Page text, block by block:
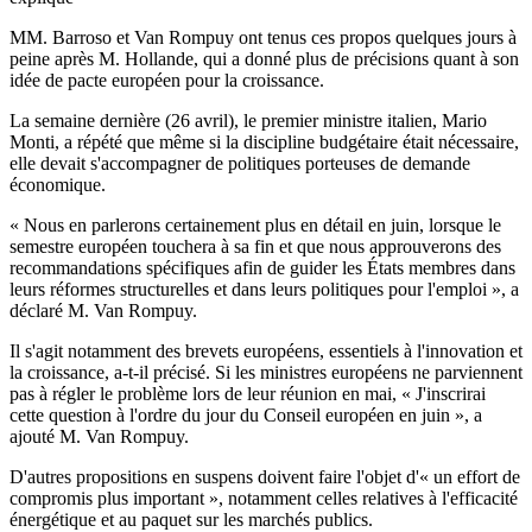
MM. Barroso et Van Rompuy ont tenus ces propos quelques jours à
peine après M. Hollande, qui a donné plus de précisions quant à son
idée de pacte européen pour la croissance.
La semaine dernière (26 avril), le premier ministre italien, Mario
Monti, a répété que même si la discipline budgétaire était nécessaire,
elle devait s'accompagner de politiques porteuses de demande
économique.
« Nous en parlerons certainement plus en détail en juin, lorsque le
semestre européen touchera à sa fin et que nous approuverons des
recommandations spécifiques afin de guider les États membres dans
leurs réformes structurelles et dans leurs politiques pour l'emploi », a
déclaré M. Van Rompuy.
Il s'agit notamment des brevets européens, essentiels à l'innovation et
la croissance, a-t-il précisé. Si les ministres européens ne parviennent
pas à régler le problème lors de leur réunion en mai, « J'inscrirai
cette question à l'ordre du jour du Conseil européen en juin », a
ajouté M. Van Rompuy.
D'autres propositions en suspens doivent faire l'objet d'« un effort de
compromis plus important », notamment celles relatives à l'efficacité
énergétique et au paquet sur les marchés publics.